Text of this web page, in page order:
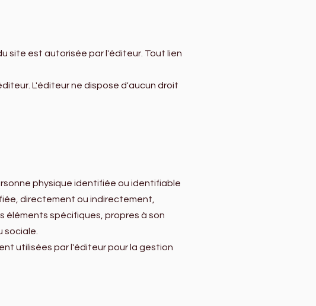
site est autorisée par l'éditeur. Tout lien
L'éditeur ne dispose d'aucun droit
physique identifiée ou identifiable
directement ou indirectement,
éléments spécifiques, propres à son
sociale.
utilisées par l'éditeur pour la gestion